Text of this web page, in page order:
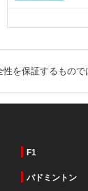
を保証するもの
F1
バドミントン